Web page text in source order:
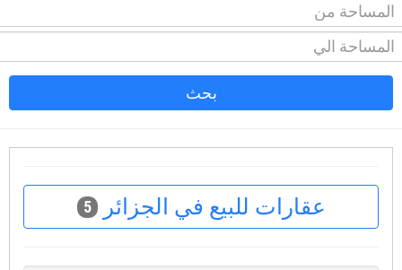
بحث
عقارات للبيع في الجزائر 5